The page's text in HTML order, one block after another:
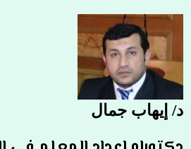
د/ إيهاب جمال